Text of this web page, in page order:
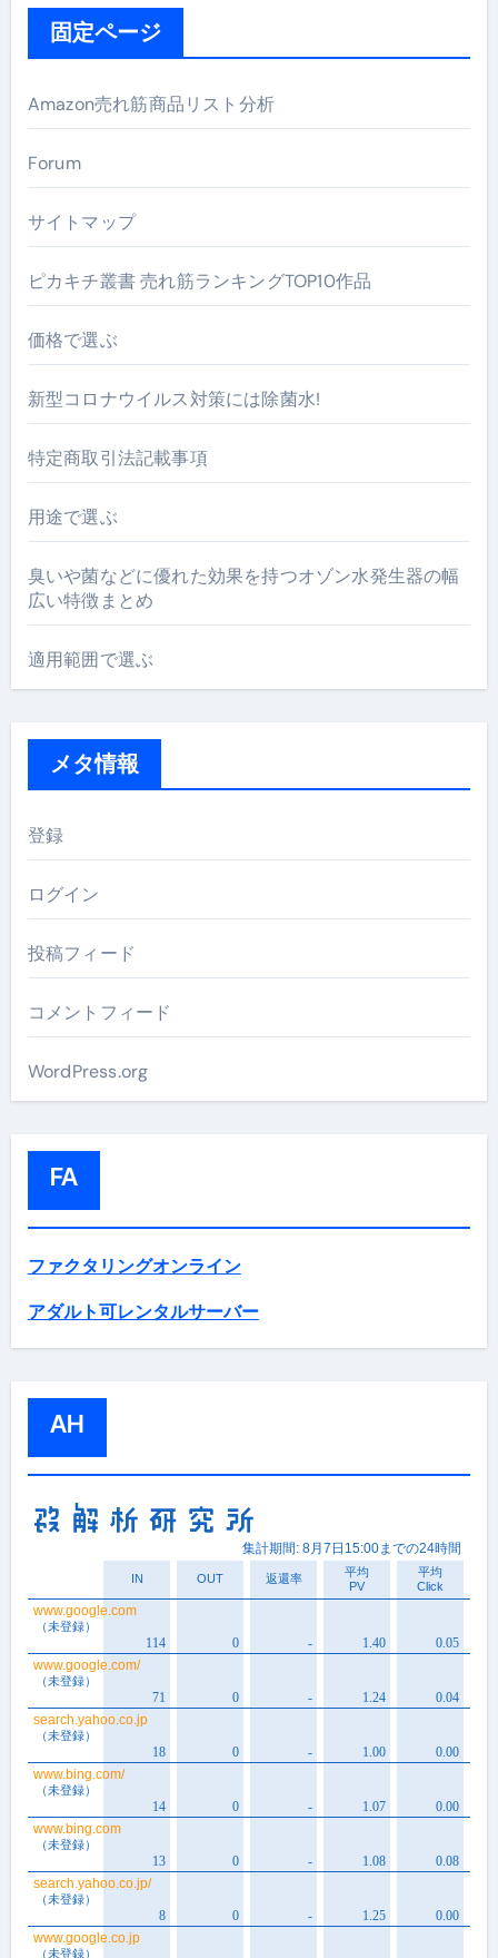
固定ページ
Amazon売れ筋商品リスト分析
Forum
サイトマップ
ピカキチ叢書 売れ筋ランキングTOP10作品
価格で選ぶ
新型コロナウイルス対策には除菌水!
特定商取引法記載事項
用途で選ぶ
臭いや菌などに優れた効果を持つオゾン水発生器の幅
広い特徴まとめ
適用範囲で選ぶ
メタ情報
登録
ログイン
投稿フィード
コメントフィード
WordPress.org
FA
ファクタリングオンライン
アダルト可レンタルサーバー
AH